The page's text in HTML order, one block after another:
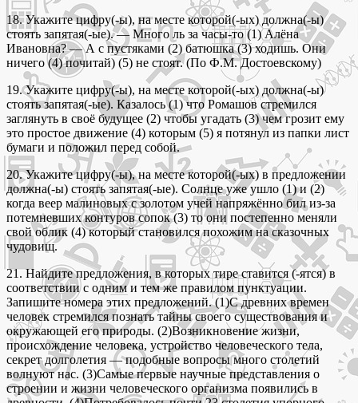
18. Укажите цифру(-ы), на месте которой(-ых) должна(-ы)
стоять запятая(-ые). — Много ль за часы-то (1) Алёна
Ивановна? — А с пустяками (2) батюшка (3) ходишь. Они
ничего (4) почитай) (5) не стоят. (По Ф.М. Достоевскому)
19. Укажите цифру(-ы), на месте которой(-ых) должна(-ы)
стоять запятая(-ые). Казалось (1) что Ромашов стремился
заглянуть в своё будущее (2) чтобы угадать (3) чем грозит ему
это простое движение (4) которым (5) я потянул из папки лист
бумаги и положил перед собой.
20. Укажите цифру(-ы), на месте которой(-ых) в предложении
должна(-ы) стоять запятая(-ые). Солнце уже ушло (1) и (2)
когда веер малиновых с золотом учей напряжённо бил из-за
потемневших контуров сопок (3) то они постепенно меняли
свой облик (4) который становился похожим на сказочных
чудовищ.
21. Найдите предложения, в которых тире ставится (-ятся) в
соответствии с одним и тем же правилом пунктуации.
Запишите номера этих предложений. (1)С древних времен
человек стремился познать тайны своего существования и
окружающей его природы. (2)Возникновение жизни,
происхождение человека, устройство человеческого тела,
секрет долголетия — подобные вопросы много столетий
волнуют нас. (3)Самые первые научные представления о
строении и жизни человеческого организма появились в